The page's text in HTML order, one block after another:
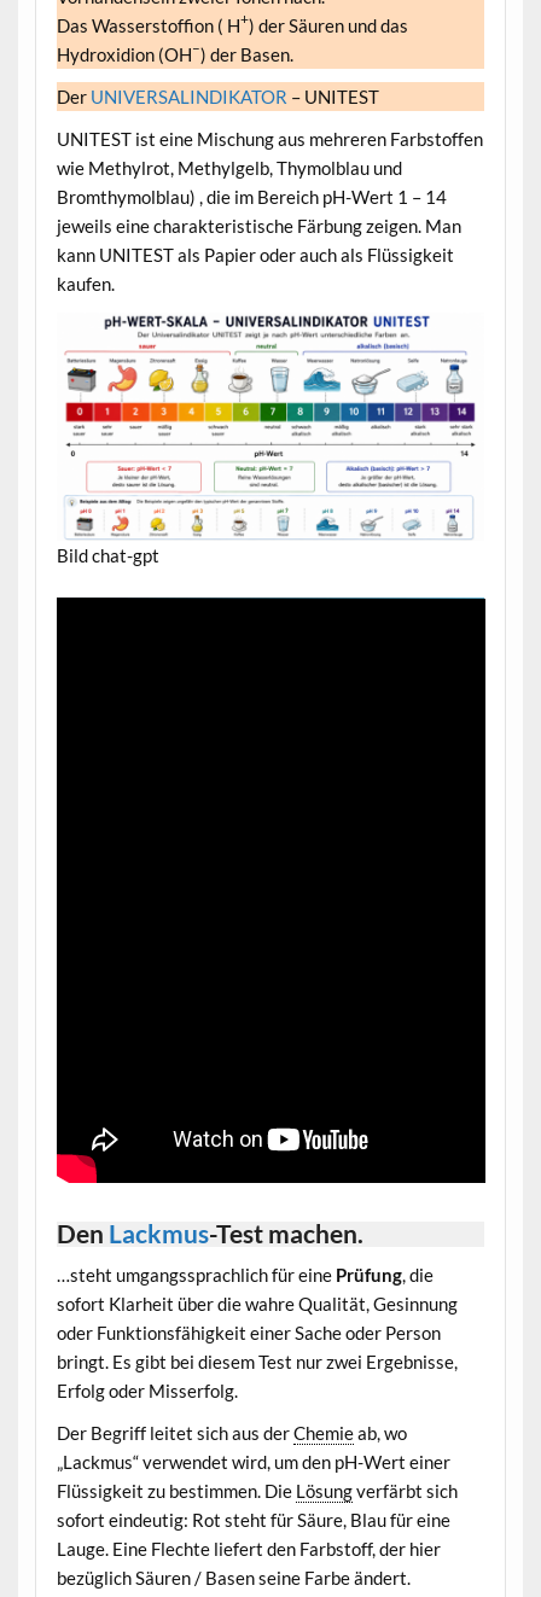
Das Wasserstoffion ( H+) der Säuren und das
Hydroxidion (OH–) der Basen.
Der UNIVERSALINDIKATOR – UNITEST
UNITEST ist eine Mischung aus mehreren Farbstoffen
wie Methylrot, Methylgelb, Thymolblau und
Bromthymolblau) , die im Bereich pH-Wert 1 – 14
jeweils eine charakteristische Färbung zeigen. Man
kann UNITEST als Papier oder auch als Flüssigkeit
kaufen.
Bild chat-gpt
Den Lackmus-Test machen.
…steht umgangssprachlich für eine Prüfung, die
sofort Klarheit über die wahre Qualität, Gesinnung
oder Funktionsfähigkeit einer Sache oder Person
bringt. Es gibt bei diesem Test nur zwei Ergebnisse,
Erfolg oder Misserfolg.
Der Begriff leitet sich aus derChemieab, wo
„Lackmus“ verwendet wird, um den pH-Wert einer
Flüssigkeit zu bestimmen. Die Lösungverfärbt sich
sofort eindeutig: Rot steht für Säure, Blau für eine
Lauge. Eine Flechte liefert den Farbstoff, der hier
bezüglich Säuren / Basen seine Farbe ändert.